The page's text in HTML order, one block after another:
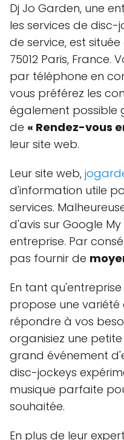
Dj Jo Garden, une
les services de
de service, est située
75012 Paris, France.
par téléphone en
vous préférez les
également possible
de « Rendez-vous
leur site web.
Leur site web,
d'information utile
services.
d'avis sur Google
entreprise. Par
pas fournir de
En tant
propose une variété
répondre à vos
organisiez une
grand événement
disc-jockeys
musique parfaite
souhaitée.
En plus de leur